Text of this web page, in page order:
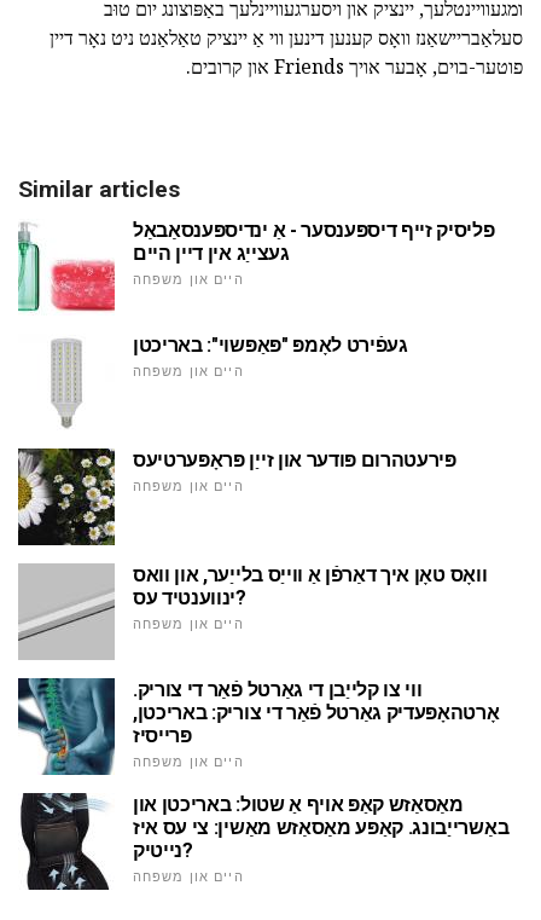
ומגעוויינטלעך, יינציק און ויסערגעוויינלעך באַפּוצונג יום טוּב
סעלאַבריישאַנז וואָס קענען דינען ווי אַ יינציק טאַלאַנט ניט נאָר דיין
פוטער-בוים, אָבער אויך Friends און קרובים.
Similar articles
פליסיק זייף דיספּענסער - אַ ינדיספּענסאַבאַל
געצייַג אין דיין היים
היים און משפּחה
געפֿירט לאָמפּ "פּאַפּשוי": באריכטן
היים און משפּחה
פּירעטהרום פּודער און זייַן פּראָפּערטיעס
היים און משפּחה
וואָס טאָן איך דאַרפֿן אַ ווייַס בלייַער, און וואס
ינווענטיד עס?
היים און משפּחה
ווי צו קלייַבן די גאַרטל פֿאַר די צוריק.
אָרטהאָפּעדיק גאַרטל פֿאַר די צוריק: באריכטן,
פּרייסיז
היים און משפּחה
מאַסאַזש קאַפּ אויף אַ שטול: באריכטן און
באַשרייַבונג. קאַפּע מאַסאַזש מאַשין: צי עס איז
נייטיק?
היים און משפּחה